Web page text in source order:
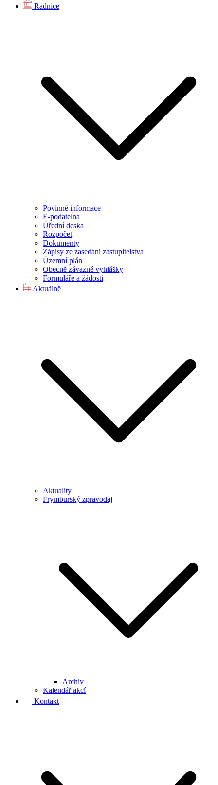
Radnice
Povinné informace
E-podatelna
Úřední deska
Rozpočet
Dokumenty
Zápisy ze zasedání zastupitelstva
Územní plán
Obecně závazné vyhlášky
Formuláře a žádosti
Aktuálně
Aktuality
Frymburský zpravodaj
Archiv
Kalendář akcí
Kontakt